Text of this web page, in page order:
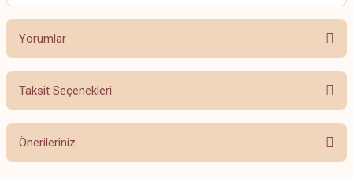
Yorumlar
Bu ürüne ilk yorumu siz yapın!
Taksit Seçenekleri
Önerileriniz